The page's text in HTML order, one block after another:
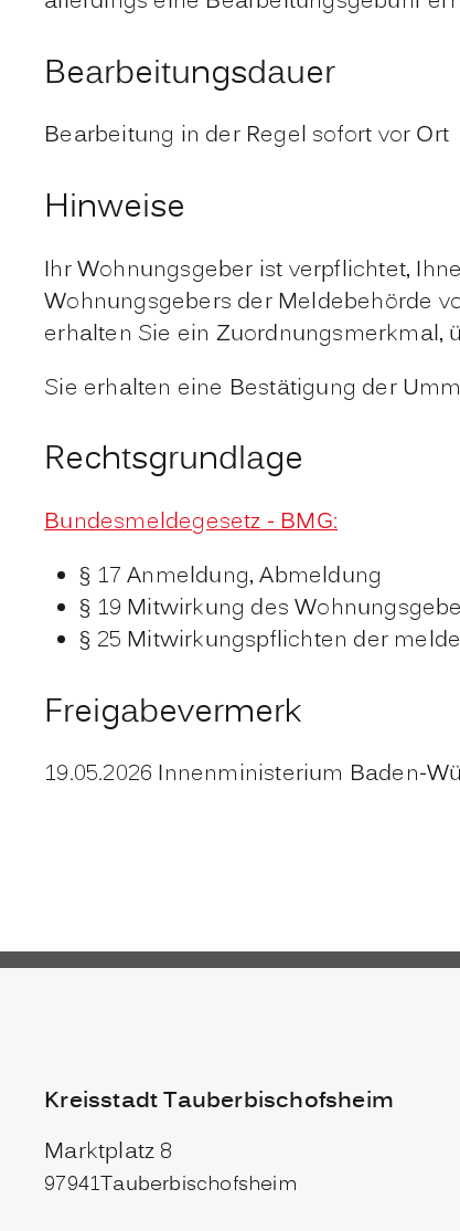
Bearbeitungsdauer
Bearbeitung in der Regel sofort vor Ort
Hinweise
Ihr Wohnungsgeber ist verpflichtet,
Wohnungsgebers der Meldebehörde
erhalten Sie ein Zuordnungsmerkmal,
Sie erhalten eine Bestätigung der
Rechtsgrundlage
Bundesmeldegesetz - BMG:
§ 17 Anmeldung, Abmeldung
§ 19 Mitwirkung des
§ 25 Mitwirkungspflichten der
Freigabevermerk
19.05.2026 Innenministerium Baden-
Kreisstadt Tauberbischofsheim
Marktplatz 8
97941Tauberbischofsheim